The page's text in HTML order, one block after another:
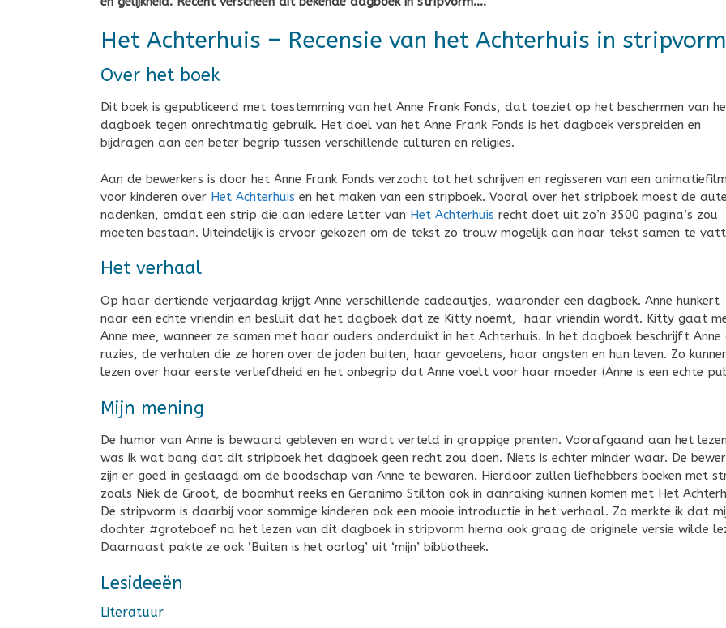
Het Achterhuis – Recensie van het Achterhuis in stripvorm
Over het boek
Dit boek is gepubliceerd met toestemming van het Anne Frank Fonds, dat toeziet op het beschermen van
dagboek tegen onrechtmatig gebruik. Het doel van het Anne Frank Fonds is het dagboek verspreiden en
bijdragen aan een beter begrip tussen verschillende culturen en religies.
Aan de bewerkers is door het Anne Frank Fonds verzocht tot het schrijven en regisseren van een animatiefilm
voor kinderen over Het Achterhuis en het maken van een stripboek. Vooral over het stripboek moest de
nadenken, omdat een strip die aan iedere letter van Het Achterhuis recht doet uit zo’n 3500 pagina’s zou
moeten bestaan. Uiteindelijk is ervoor gekozen om de tekst zo trouw mogelijk aan haar tekst samen te
Het verhaal
Op haar dertiende verjaardag krijgt Anne verschillende cadeautjes, waaronder een dagboek. Anne hunkert
naar een echte vriendin en besluit dat het dagboek dat ze Kitty noemt, haar vriendin wordt. Kitty gaat
Anne mee, wanneer ze samen met haar ouders onderduikt in het Achterhuis. In het dagboek beschrijft Anne
ruzies, de verhalen die ze horen over de joden buiten, haar gevoelens, haar angsten en hun leven. Zo
lezen over haar eerste verliefdheid en het onbegrip dat Anne voelt voor haar moeder (Anne is een echte
Mijn mening
De humor van Anne is bewaard gebleven en wordt verteld in grappige prenten. Voorafgaand aan het lezen
was ik wat bang dat dit stripboek het dagboek geen recht zou doen. Niets is echter minder waar. De
zijn er goed in geslaagd om de boodschap van Anne te bewaren. Hierdoor zullen liefhebbers boeken met
zoals Niek de Groot, de boomhut reeks en Geranimo Stilton ook in aanraking kunnen komen met Het
De stripvorm is daarbij voor sommige kinderen ook een mooie introductie in het verhaal. Zo merkte ik dat
dochter #groteboef na het lezen van dit dagboek in stripvorm hierna ook graag de originele versie wilde
Daarnaast pakte ze ook ‘Buiten is het oorlog’ uit ‘mijn’ bibliotheek.
Lesideeën
Literatuur